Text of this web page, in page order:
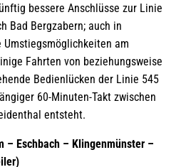
bessere Anschlüsse zur Linie
Bad Bergzabern; auch in
am
Fahrten von beziehungsweise
Bedienlücken der Linie 545
60-Minuten-Takt zwischen
entsteht.
– Eschbach – Klingenmünster –